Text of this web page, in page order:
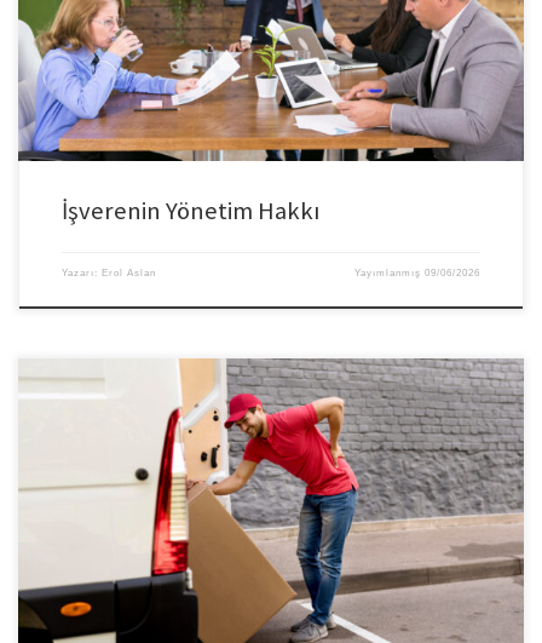
İşverenin Yönetim Hakkı
Yazarı: Erol Aslan Yayımlanmış09/06/2026